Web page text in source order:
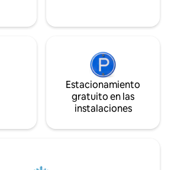
No se
Estacionamiento
gratuito en las
instalaciones